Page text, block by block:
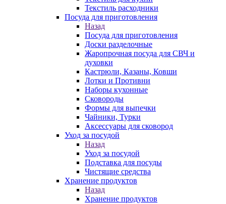
Текстиль расходники
Посуда для приготовления
Назад
Посуда для приготовления
Доски разделочные
Жаропрочная посуда для СВЧ и
духовки
Кастрюли, Казаны, Ковши
Лотки и Противни
Наборы кухонные
Сковороды
Формы для выпечки
Чайники, Турки
Аксессуары для сковород
Уход за посудой
Назад
Уход за посудой
Подставка для посуды
Чистящие средства
Хранение продуктов
Назад
Хранение продуктов